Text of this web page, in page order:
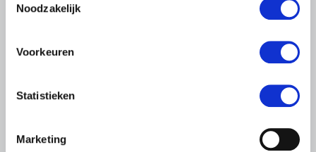
Noodzakelijk
Voorkeuren
Statistieken
Marketing